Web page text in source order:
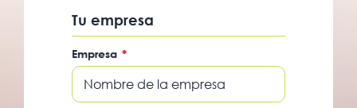
Tu empresa
Empresa *